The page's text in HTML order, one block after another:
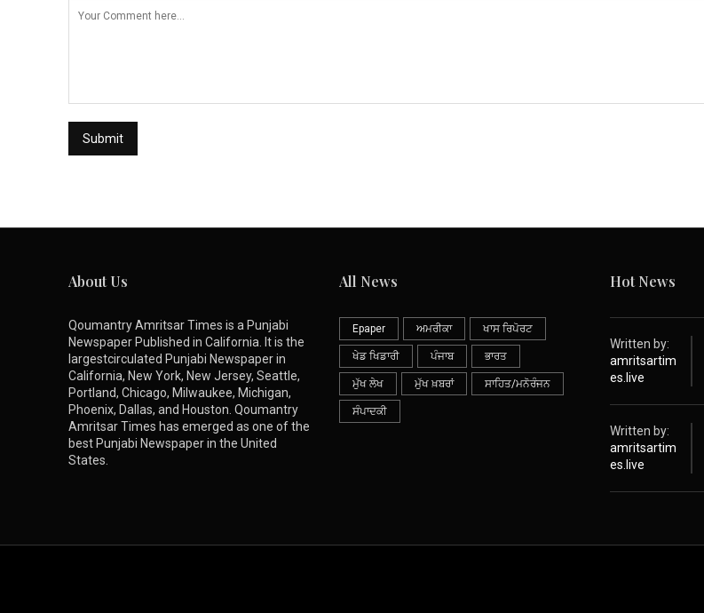
About Us
Qoumantry Amritsar Times is a Punjabi
Newspaper Published in California. It is the
largestcirculated Punjabi Newspaper in
California, New York, New Jersey, Seattle,
Portland, Chicago, Milwaukee, Michigan,
Phoenix, Dallas, and Houston. Qoumantry
Amritsar Times has emerged as one of the
best Punjabi Newspaper in the United
States.
All News
Epaper ਅਮਰੀਕਾ ਖਾਸ ਰਿਪੋਰਟ
ਖੇਡ ਖਿਡਾਰੀ ਪੰਜਾਬ ਭਾਰਤ
ਮੁੱਖ ਲੇਖ ਮੁੱਖ ਖ਼ਬਰਾਂ ਸਾਹਿਤ/ਮਨੋਰੰਜਨ
ਸੰਪਾਦਕੀ
Hot News
Written by:
amritsartim
es.live
Written by:
amritsartim
es.live